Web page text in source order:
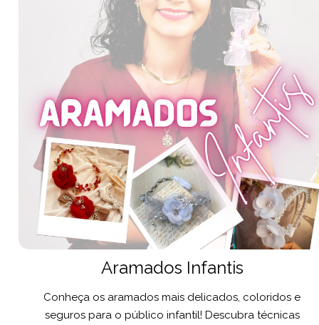
Aramados Infantis
Conheça os aramados mais delicados, coloridos e
seguros para o público infantil! Descubra técnicas